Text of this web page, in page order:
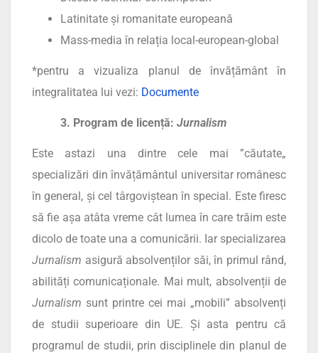
Latinitate și romanitate europeană
Mass-media în relația local-european-global
*pentru a vizualiza planul de învățământ în
integralitatea lui vezi: Documente
3. Program de licență: Jurnalism
Este astazi una dintre cele mai ”căutate„
specializări din învățământul universitar românesc
în general, și cel târgoviștean în special. Este firesc
să fie așa atâta vreme cât lumea în care trăim este
dicolo de toate una a comunicării. Iar specializarea
Jurnalism asigură absolvenților săi, în primul rând,
abilități comunicaționale. Mai mult, absolvenții de
Jurnalism sunt printre cei mai „mobili” absolvenți
de studii superioare din UE. Și asta pentru că
programul de studii, prin disciplinele din planul de